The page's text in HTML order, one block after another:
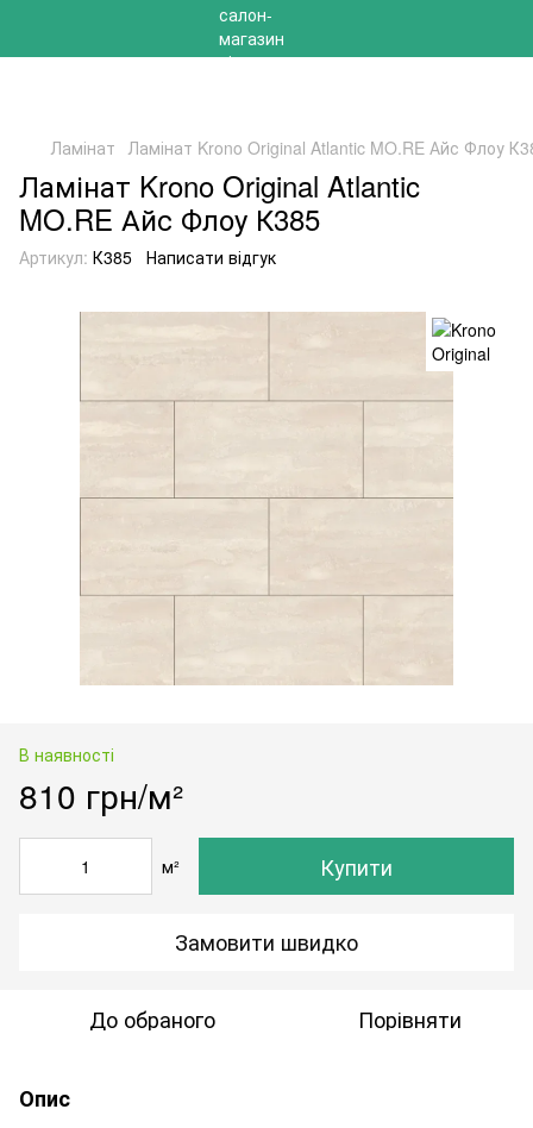
Ламінат Ламінат Krono Original Atlantic MO.RE Айс Флоу
Ламінат Krono Original Atlantic
MO.RE Айс Флоу К385
Артикул: К385 Написати відгук
В наявності
810 грн/м²
м² Купити
Замовити швидко
До обраного Порівняти
Опис